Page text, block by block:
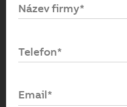
Název firmy*
Telefon*
Email*